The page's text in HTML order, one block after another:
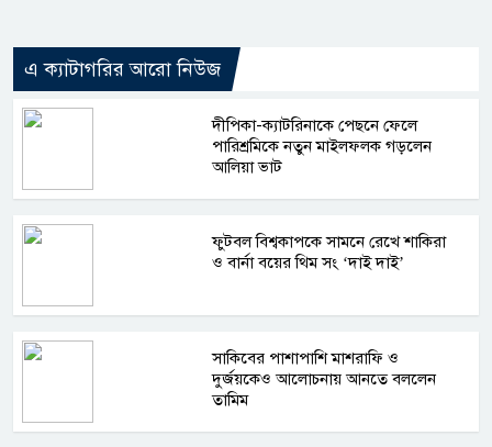
এ ক্যাটাগরির আরো নিউজ
দীপিকা-ক্যাটরিনাকে পেছনে ফেলে
পারিশ্রমিকে নতুন মাইলফলক গড়লেন
আলিয়া ভাট
ফুটবল বিশ্বকাপকে সামনে রেখে শাকিরা
ও বার্না বয়ের থিম সং ‘দাই দাই’
সাকিবের পাশাপাশি মাশরাফি ও
দুর্জয়কেও আলোচনায় আনতে বললেন
তামিম